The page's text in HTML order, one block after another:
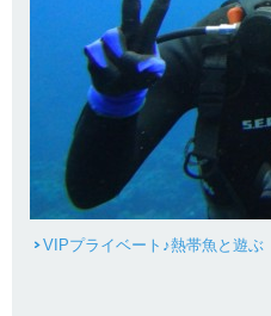
VIPプライベート♪熱帯魚と遊ぶ